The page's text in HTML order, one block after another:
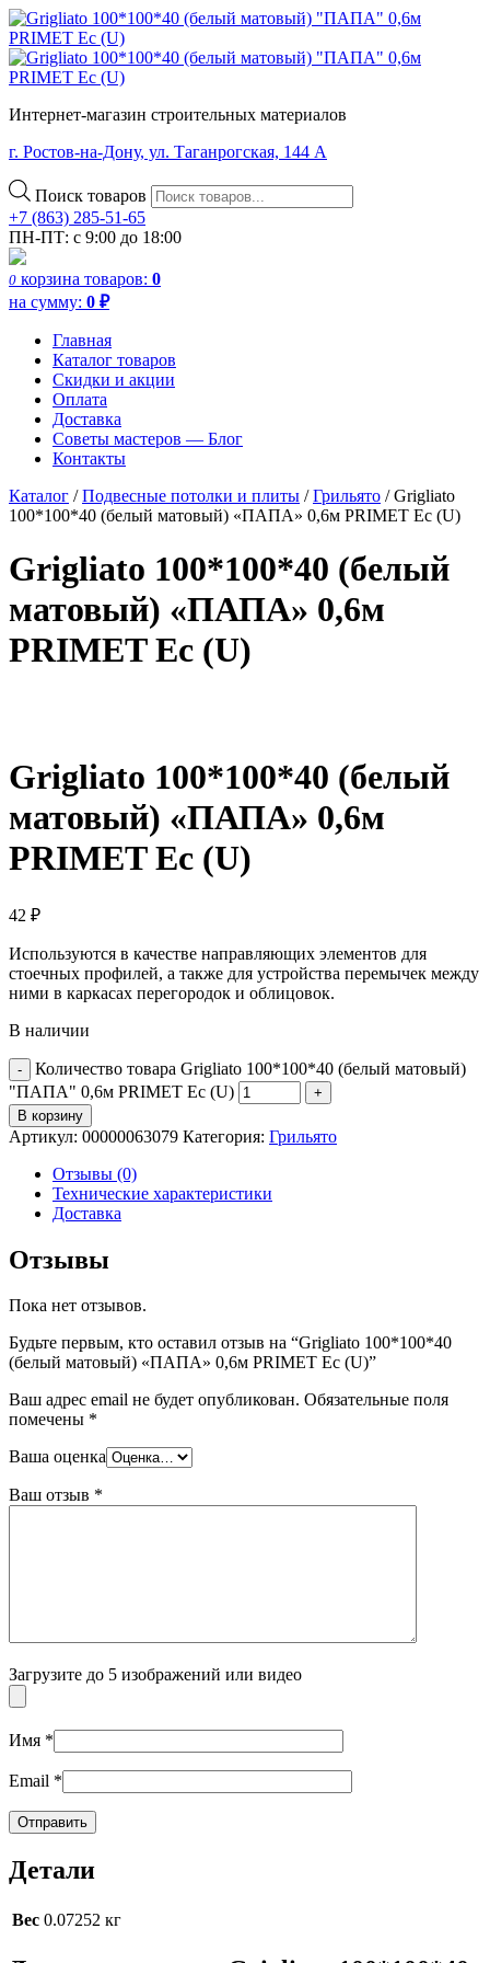
Интернет-магазин строительных материалов
г. Ростов-на-Дону, ул. Таганрогская, 144 А
Поиск товаров
+7 (863) 285-51-65
ПН-ПТ: с 9:00 до 18:00
0 корзина товаров: 0
на сумму: 0 ₽
Главная
Каталог товаров
Скидки и акции
Оплата
Доставка
Советы мастеров — Блог
Контакты
Каталог /Подвесные потолки и плиты /Грильято / Grigliato
100*100*40 (белый матовый) «ПАПА» 0,6м PRIMET Ec (U)
Grigliato 100*100*40 (белый
матовый) «ПАПА» 0,6м
PRIMET Ec (U)
Grigliato 100*100*40 (белый
матовый) «ПАПА» 0,6м
PRIMET Ec (U)
42 ₽
Используются в качестве направляющих элементов для
стоечных профилей, а также для устройства перемычек между
ними в каркасах перегородок и облицовок.
В наличии
Количество товара Grigliato 100*100*40 (белый матовый)
"ПАПА" 0,6м PRIMET Ec (U)
В корзину
Артикул: 00000063079 Категория: Грильято
Отзывы (0)
Технические характеристики
Доставка
Отзывы
Пока нет отзывов.
Будьте первым, кто оставил отзыв на “Grigliato 100*100*40
(белый матовый) «ПАПА» 0,6м PRIMET Ec (U)”
Ваш адрес email не будет опубликован. Обязательные поля
помечены *
Ваша оценка
Ваш отзыв *
Загрузите до 5 изображений или видео
Имя *
Email *
Детали
Вес 0.07252 кг